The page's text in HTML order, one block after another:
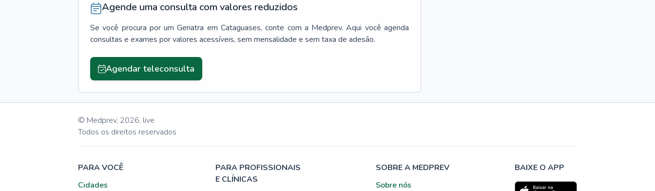
Agende uma consulta com valores reduzidos
Se você procura por um Geriatra em Cataguases, conte com a Medprev. Aqui você agenda
consultas e exames por valores acessíveis, sem mensalidade e sem taxa de adesão.
Agendar teleconsulta
© Medprev, 2026, live
Todos os direitos reservados
PARA VOCÊ
Cidades
PARA PROFISSIONAIS
E CLÍNICAS
SOBRE A MEDPREV
Sobre nós
BAIXE O APP